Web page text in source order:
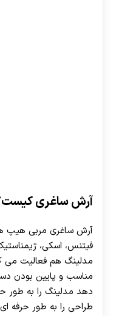
آرش ساغری
آرش ساغری مربی هیپ
فیتنس، اسکی،
مدلینگ هم فعالیت می
مناسب و پایین بودن
دهد مدلینگ را به طور
طراحی را به طور حرفه